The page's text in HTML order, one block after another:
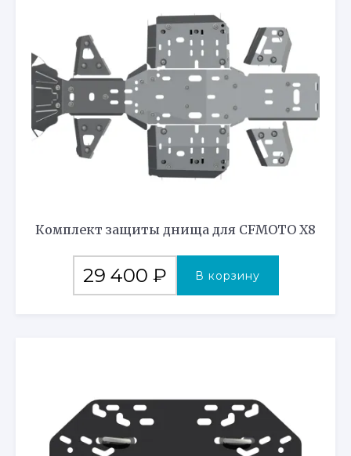
Комплект защиты днища для CFMOTO X8
29 400 ₽ В корзину